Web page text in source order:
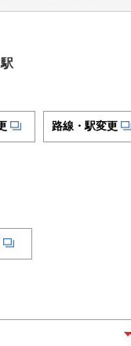
路線・駅変更